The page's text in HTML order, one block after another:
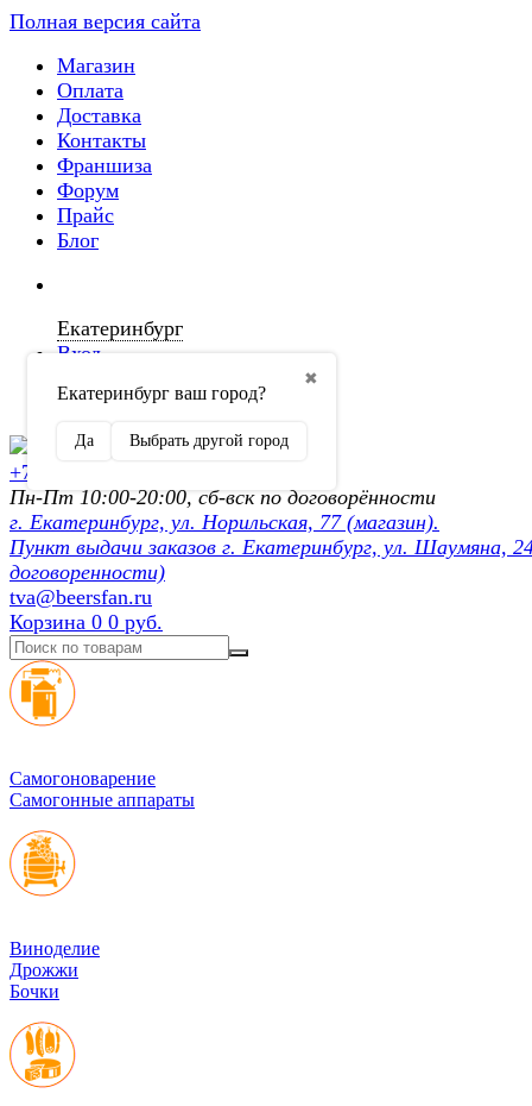
Полная версия сайта
Магазин
Оплата
Доставка
Контакты
Франшиза
Форум
Прайс
Блог
Екатеринбург
✖
Екатеринбург ваш город?
Да Выбрать другой город
Вход
Регистрация
+7 (902) 872-54-70
Пн-Пт 10:00-20:00, сб-вск по договорённости
г. Екатеринбург, ул. Норильская, 77 (магазин).
Пункт выдачи заказов г. Екатеринбург, ул. Шаумяна,
договоренности)
tva@beersfan.ru
Корзина 0 0 руб.
Cамогоноварение
Самогонные аппараты
Виноделие
Дрожжи
Бочки